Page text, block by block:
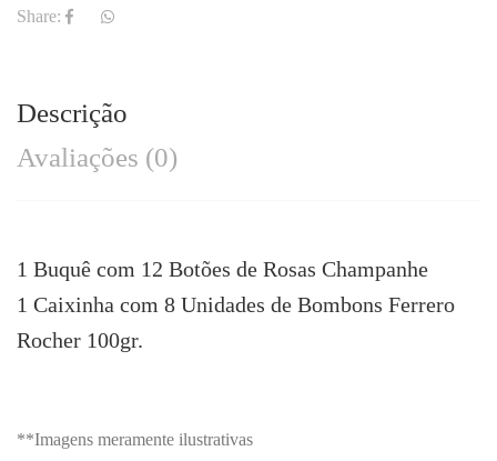
Share:
Descrição
Avaliações (0)
1 Buquê com 12 Botões de Rosas Champanhe
1 Caixinha com 8 Unidades de Bombons Ferrero
Rocher 100gr.
**Imagens meramente ilustrativas